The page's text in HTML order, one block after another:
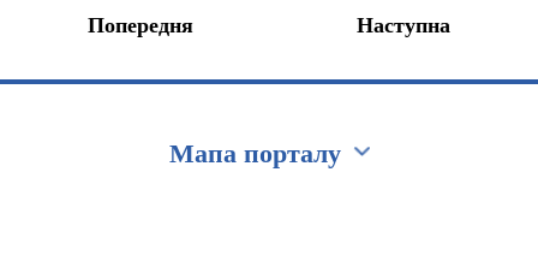
Попередня Наступна
Мапа порталу